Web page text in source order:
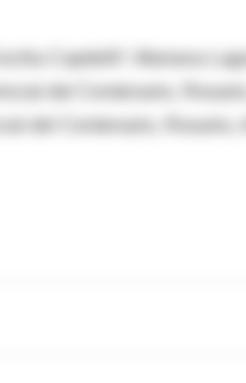
Capitelli², Mariana
del Centenario,
del Centenario, Rosario,